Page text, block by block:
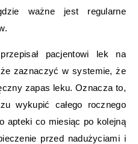
ważne jest regularne
pacjentowi lek na
zaznaczyć w systemie, że
zapas leku. Oznacza to,
wykupić całego rocznego
apteki co miesiąc po kolejną
przed nadużyciami i